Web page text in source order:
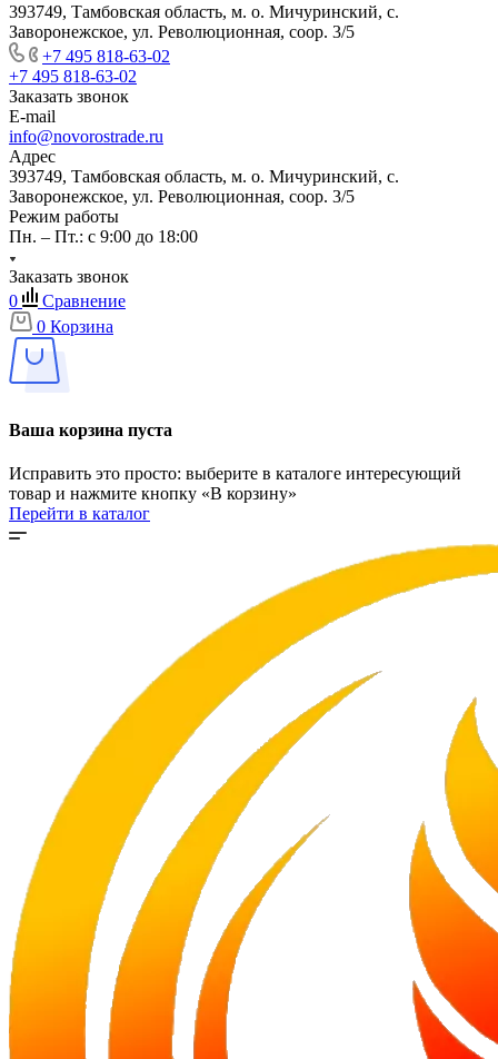
393749, Тамбовская область, м. о. Мичуринский, с.
Заворонежское, ул. Революционная, соор. 3/5
+7 495 818-63-02
+7 495 818-63-02
Заказать звонок
E-mail
info@novorostrade.ru
Адрес
393749, Тамбовская область, м. о. Мичуринский, с.
Заворонежское, ул. Революционная, соор. 3/5
Режим работы
Пн. – Пт.: с 9:00 до 18:00
Заказать звонок
0
Сравнение
0 Корзина
Ваша корзина пуста
Исправить это просто: выберите в каталоге интересующий
товар и нажмите кнопку «В корзину»
Перейти в каталог